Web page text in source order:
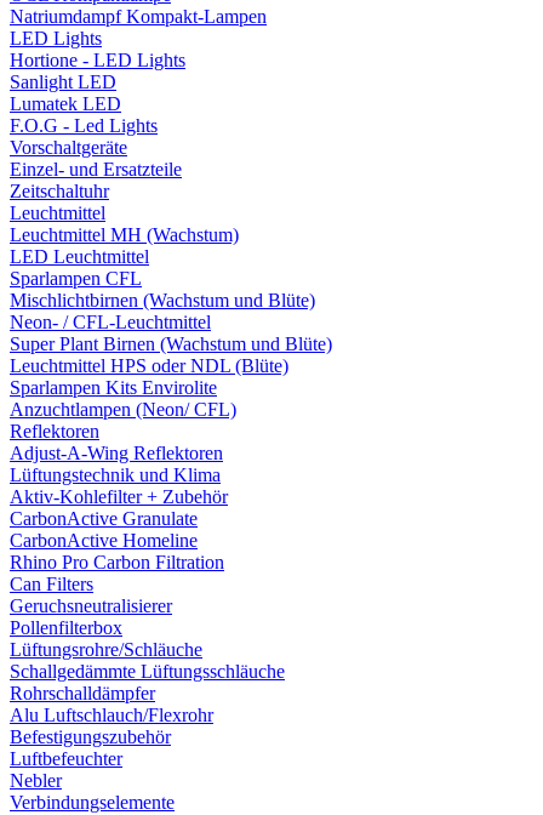
Natriumdampf Kompakt-Lampen
LED Lights
Hortione - LED Lights
Sanlight LED
Lumatek LED
F.O.G - Led Lights
Vorschaltgeräte
Einzel- und Ersatzteile
Zeitschaltuhr
Leuchtmittel
Leuchtmittel MH (Wachstum)
LED Leuchtmittel
Sparlampen CFL
Mischlichtbirnen (Wachstum und Blüte)
Neon- / CFL-Leuchtmittel
Super Plant Birnen (Wachstum und Blüte)
Leuchtmittel HPS oder NDL (Blüte)
Sparlampen Kits Envirolite
Anzuchtlampen (Neon/ CFL)
Reflektoren
Adjust-A-Wing Reflektoren
Lüftungstechnik und Klima
Aktiv-Kohlefilter + Zubehör
CarbonActive Granulate
CarbonActive Homeline
Rhino Pro Carbon Filtration
Can Filters
Geruchsneutralisierer
Pollenfilterbox
Lüftungsrohre/Schläuche
Schallgedämmte Lüftungsschläuche
Rohrschalldämpfer
Alu Luftschlauch/Flexrohr
Befestigungszubehör
Luftbefeuchter
Nebler
Verbindungselemente